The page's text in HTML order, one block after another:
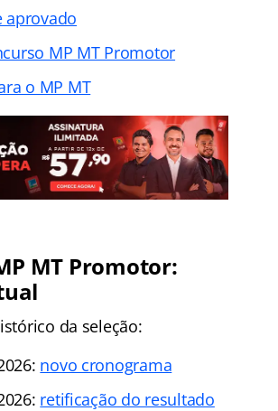
aprovado
MP MT Promotor
o MP MT
MT Promotor:
da seleção:
novo cronograma
retificação do resultado